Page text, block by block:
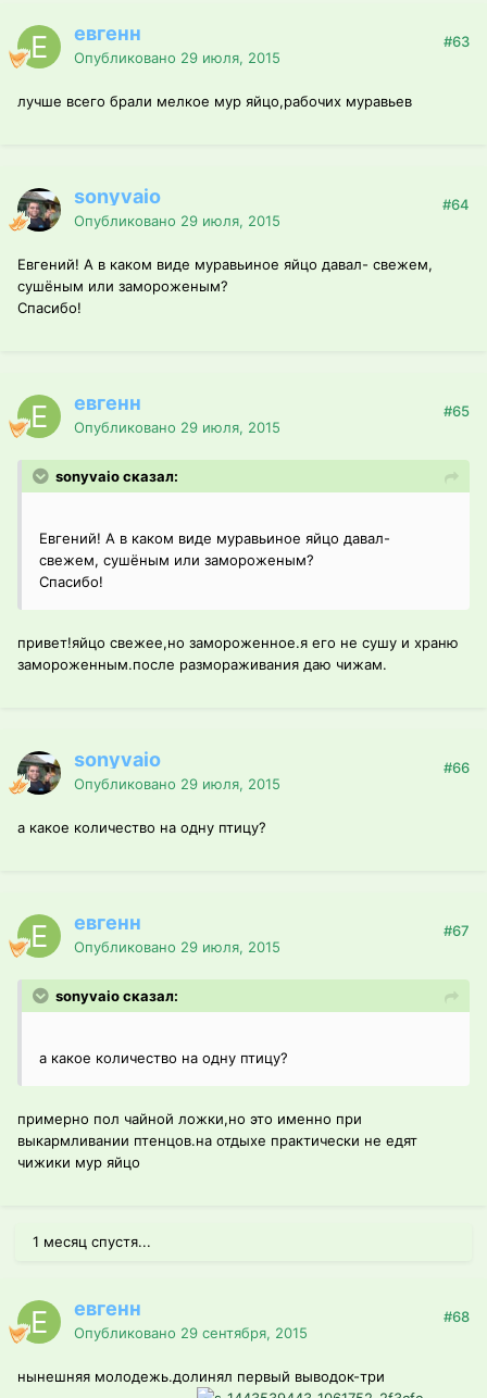
евгенн
Опубликовано 29 июля, 2015
#63
лучше всего брали мелкое мур яйцо,рабочих муравьев
sonyvaio
Опубликовано 29 июля, 2015
#64
Евгений! А в каком виде муравьиное яйцо давал- свежем,
сушёным или замороженым?
Спасибо!
евгенн
Опубликовано 29 июля, 2015
#65
sonyvaio сказал:
Евгений! А в каком виде муравьиное яйцо давал-
свежем, сушёным или замороженым?
Спасибо!
привет!яйцо свежее,но замороженное.я его не сушу и храню
замороженным.после размораживания даю чижам.
sonyvaio
Опубликовано 29 июля, 2015
#66
а какое количество на одну птицу?
евгенн
Опубликовано 29 июля, 2015
#67
sonyvaio сказал:
а какое количество на одну птицу?
примерно пол чайной ложки,но это именно при
выкармливании птенцов.на отдыхе практически не едят
чижики мур яйцо
1 месяц спустя...
евгенн
Опубликовано 29 сентября, 2015
#68
нынешняя молодежь.долинял первый выводок-три